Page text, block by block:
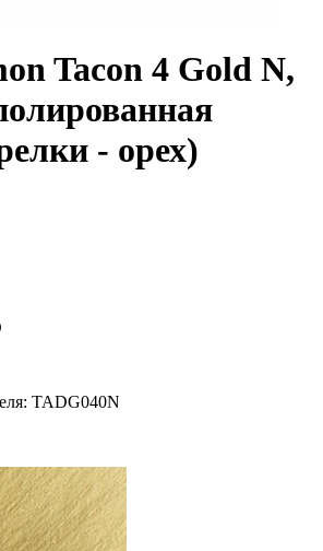
Tacon 4 Gold N,
- орех)
TADG040N